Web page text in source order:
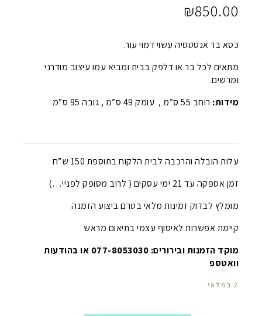
₪850.00
כסא בר אנסטסיה עשוי דמוי עור.
מתאים לכל בר או דלפק בבית ומביא עמו עיצוב מודרני
ומרשים.
מידות: רוחב 55 ס”מ , עומק 49 ס”מ , גובה 95 ס”מ
עלות הובלה והרכבה לבית הלקוח בתוספת 150 ש”ח
זמן אספקה עד 21 ימי עסקים ( לרוב מסופק לפניי…)
מומלץ לבדוק זמינות מלאי בטרם ביצוע הזמנה
קיימת אפשרות לאיסוף עצמי בתיאום מראש
מוקד הזמנות ובירורים: 077-8053030 או בהודעות
וואטספ
2 במלאי